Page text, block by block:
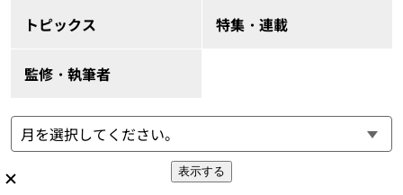
トピックス 特集・連載
監修・執筆者
表示する